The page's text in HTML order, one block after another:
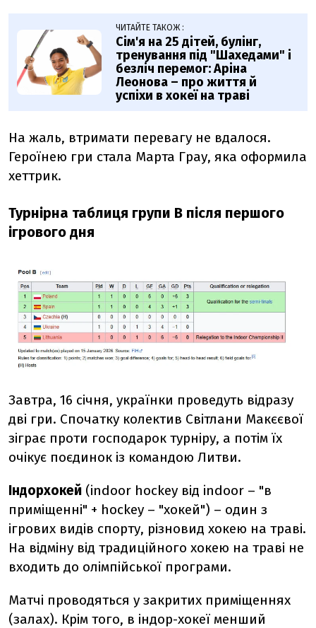
ЧИТАЙТЕ ТАКОЖ :
Сім'я на 25 дітей, булінг,
тренування під "Шахедами" і
безліч перемог: Аріна
Леонова – про життя й
успіхи в хокеї на траві
На жаль, втримати перевагу не вдалося.
Героїнею гри стала Марта Грау, яка оформила
хеттрик.
Турнірна таблиця групи B після першого
ігрового дня
Завтра, 16 січня, українки проведуть відразу
дві гри. Спочатку колектив Світлани Макєєвої
зіграє проти господарок турніру, а потім їх
очікує поєдинок із командою Литви.
Індорхокей (indoor hockey від indoor – "в
приміщенні" + hockey – "хокей") – один з
ігрових видів спорту, різновид хокею на траві.
На відміну від традиційного хокею на траві не
входить до олімпійської програми.
Матчі проводяться у закритих приміщеннях
(залах). Крім того, в індор-хокеї менший